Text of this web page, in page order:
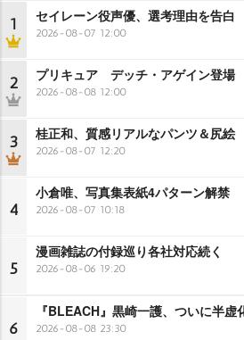
1 セイレーン役声優、選考理由を告白
2026-08-07 12:00
2 プリキュア デッチ・アゲイン登場
2026-08-08 12:00
3 桂正和、質感リアルなパンツ＆尻絵
2026-08-07 12:20
4
小倉唯、写真集表紙4パターン解禁
2026-08-07 10:18
5
漫画雑誌の付録巡り各社対応続く
2026-08-06 19:20
6
『BLEACH』黒崎一護、ついに半虚
2026-08-08 23:30